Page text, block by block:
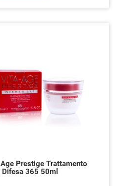
Prestige Trattamento
Difesa 365 50ml